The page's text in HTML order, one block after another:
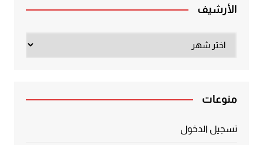
الأرشيف
منوعات
تسجيل الدخول